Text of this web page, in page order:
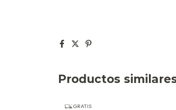
Productos
GRATIS